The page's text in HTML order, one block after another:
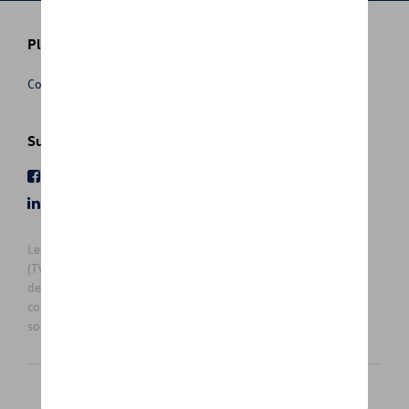
Plus d'informations
Conditions de vente
Suivez nous
Les prix affichés sur le présent site sont des prix recommandés
(TVAc), hors éventuels frais de montage. Pour connaitre le prix
de vente actuel et les éventuels frais de montage, veuillez
contacter votre concessionnaire/agent. Les prix recommandés
sont sujets à des changements sans préavis.